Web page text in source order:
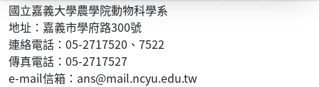
國立嘉義大學農學院動物科學系
地址：嘉義市學府路300號
連絡電話：05-2717520、7522
傳真電話：05-2717527
e-mail信箱：ans@mail.ncyu.edu.tw